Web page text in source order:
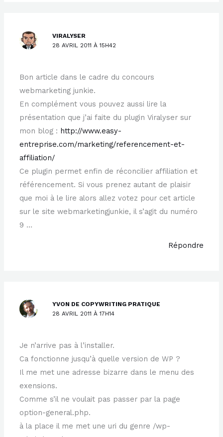
VIRALYSER
28 AVRIL 2011 À 15H42
Bon article dans le cadre du concours
webmarketing junkie.
En complément vous pouvez aussi lire la
présentation que j’ai faite du plugin Viralyser sur
mon blog : http://www.easy-
entreprise.com/marketing/referencement-et-
affiliation/
Ce plugin permet enfin de réconcilier affiliation et
référencement. Si vous prenez autant de plaisir
que moi à le lire alors allez votez pour cet article
sur le site webmarketingjunkie, il s’agit du numéro
9 …
Répondre
YVON DE COPYWRITING PRATIQUE
28 AVRIL 2011 À 17H14
Je n’arrive pas à l’installer.
Ca fonctionne jusqu’à quelle version de WP ?
Il me met une adresse bizarre dans le menu des
exensions.
Comme s’il ne voulait pas passer par la page
option-general.php.
à la place il me met une uri du genre /wp-